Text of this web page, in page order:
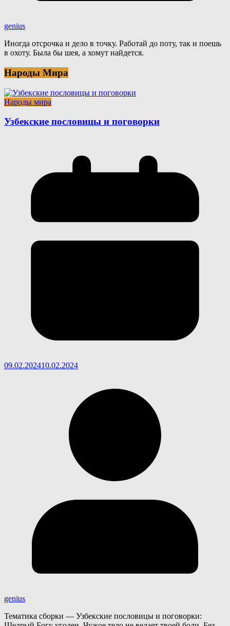
genius
Иногда отсрочка и дело в точку. Работай до поту, так и поешь
в охоту. Была бы шея, а хомут найдется.
Народы Мира
Народы мира
Узбекские пословицы и поговорки
09.02.202410.02.2024
genius
Тематика сборки — Узбекские пословицы и поговорки: